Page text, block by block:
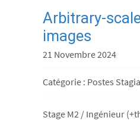
Arbitrary-
images
21 Novembre 2024
Catégorie : Postes
Stage M2 / Ingénieur